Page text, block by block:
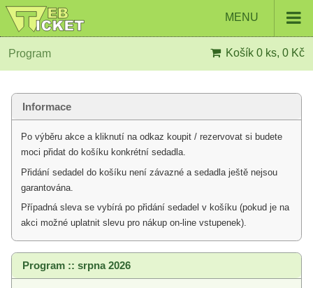
MENU
Program Košík 0 ks, 0 Kč
Informace
Po výběru akce a kliknutí na odkaz koupit / rezervovat si budete
moci přidat do košíku konkrétní sedadla.
Přidání sedadel do košíku není závazné a sedadla ještě nejsou
garantována.
Případná sleva se vybírá po přidání sedadel v košíku (pokud je na
akci možné uplatnit slevu pro nákup on-line vstupenek).
Program :: srpna 2026